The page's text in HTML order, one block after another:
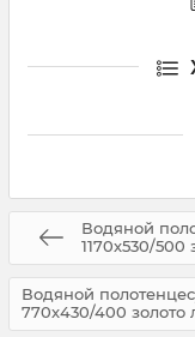
Водяной
1170х530/500
Водяной
770х430/400 золото